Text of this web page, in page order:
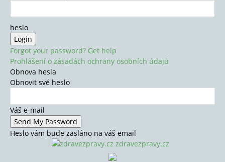
heslo
Forgot your password? Get help
Prohlášení o zásadách ochrany osobních údajů
Obnova hesla
Obnovit své heslo
Váš e-mail
Heslo vám bude zasláno na váš email
zdravezpravy.cz